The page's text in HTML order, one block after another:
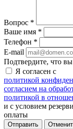
Вопрос *
Ваше имя *
Телефон *
E-mail
Подтвердите, что
Я согласен с
политикой
согласием на
политикой в
и с условием
оплаты